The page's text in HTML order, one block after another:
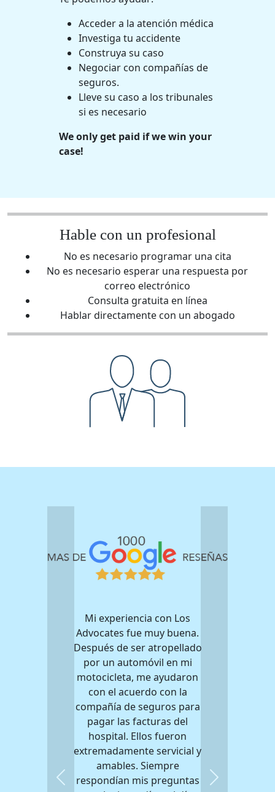
Acceder a la atención médica
Investiga tu accidente
Construya su caso
Negociar con compañías de
seguros.
Lleve su caso a los tribunales
si es necesario
We only get paid if we win your
case!
Hable con un profesional
No es necesario programar una cita
No es necesario esperar una respuesta por
correo electrónico
Consulta gratuita en línea
Hablar directamente con un abogado
Mi experiencia con Los
Advocates fue muy buena.
Después de ser atropellado
por un automóvil en mi
motocicleta, me ayudaron
con el acuerdo con la
compañía de seguros para
pagar las facturas del
hospital. Ellos fueron
extremadamente servicial y
amables. Siempre
respondían mis preguntas
Previous Next